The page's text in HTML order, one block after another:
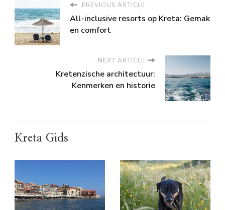
PREVIOUS ARTICLE
All-inclusive resorts op Kreta: Gemak
en comfort
NEXT ARTICLE
Kretenzische architectuur:
Kenmerken en historie
Kreta Gids